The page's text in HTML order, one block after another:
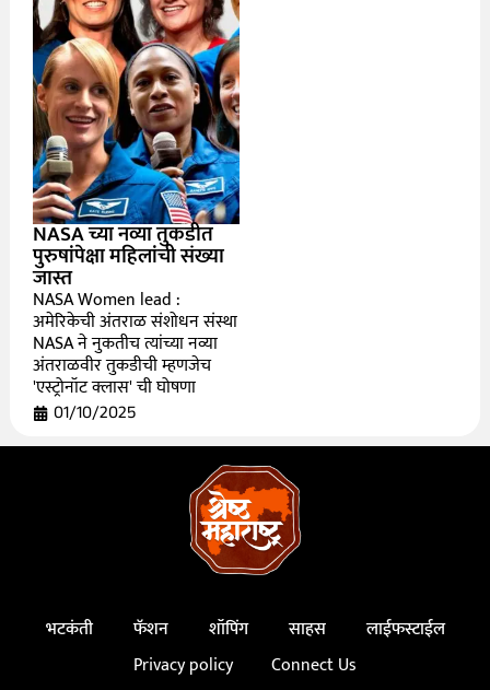
NASA च्या नव्या तुकडीत
पुरुषांपेक्षा महिलांची संख्या
जास्त
NASA Women lead :
अमेरिकेची अंतराळ संशोधन संस्था
NASA ने नुकतीच त्यांच्या नव्या
अंतराळवीर तुकडीची म्हणजेच
'एस्ट्रोनॉट क्लास' ची घोषणा
01/10/2025
भटकंती फॅशन शॉपिंग साहस
लाईफस्टाईल
Privacy policy
Connect Us